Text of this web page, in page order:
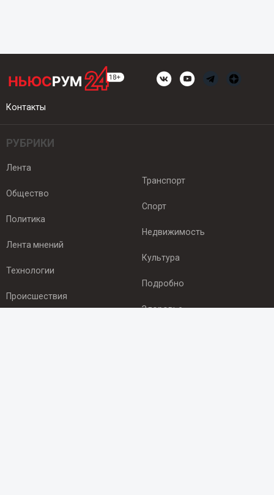
Контакты
РУБРИКИ
Лента
Общество
Политика
Лента мнений
Технологии
Происшествия
Транспорт
Спорт
Недвижимость
Культура
Подробно
Здоровье